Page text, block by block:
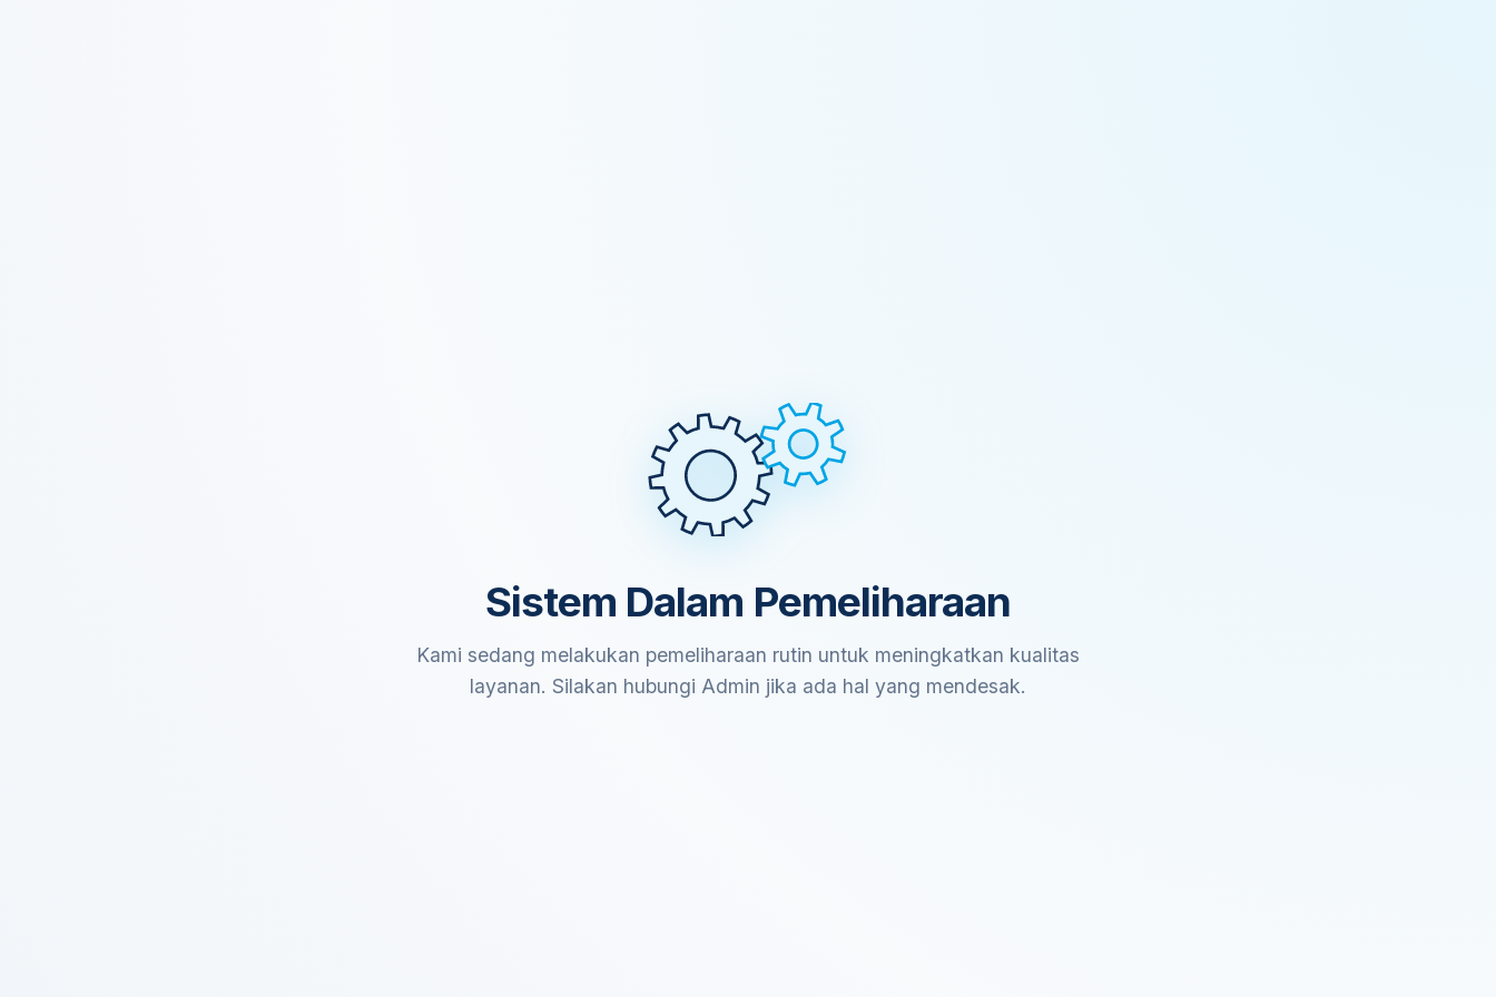
Sistem Dalam Pemeliharaan
Kami sedang melakukan pemeliharaan rutin untuk meningkatkan kualitas
layanan. Silakan hubungi Admin jika ada hal yang mendesak.